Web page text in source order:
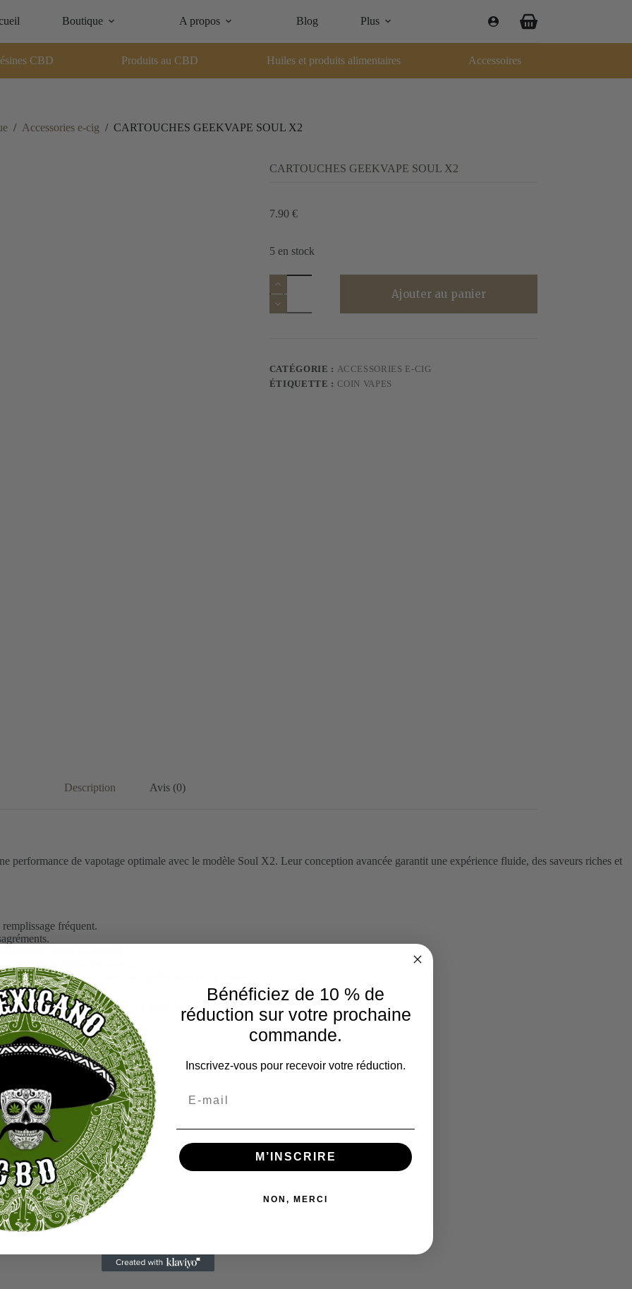
Boutique A propos Blog Plus
Panier
CBD Produits au CBD Huiles et produits alimentaires Accessoires
/ Accessories e-cig / CARTOUCHES GEEKVAPE SOUL X2
CARTOUCHES GEEKVAPE SOUL X2
7.90 €
5 en stock
quantité
de
CARTOUCHES
GEEKVAPE
Ajouter au panier
CATÉGORIE : ACCESSORIES E-CIG
ÉTIQUETTE : COIN VAPES
Description Avis (0)
performance de vapotage optimale avec le modèle Soul X2. Leur conception avancée garantit une expérience fluide, des saveurs riches et
fréquent.
rapide et sécurisé.
restitution fidèle des saveurs.
GeekVape Soul X2 pour des performances optimales.
sans compromettre la qualité de leur expérience.
Bénéficiez de 10 % de
réduction sur votre prochaine
commande.
Inscrivez-vous pour recevoir votre réduction.
M’INSCRIRE
NON, MERCI